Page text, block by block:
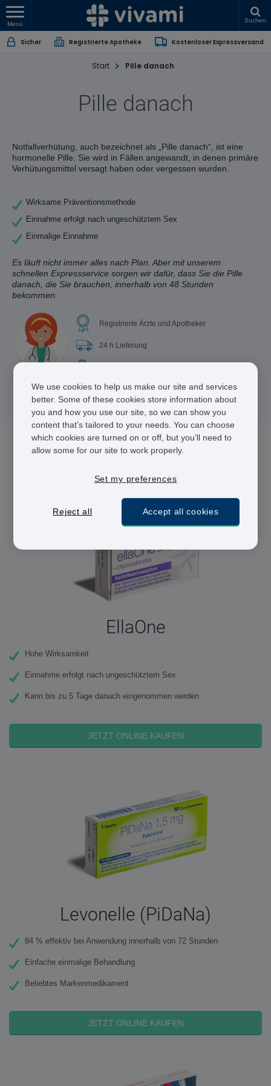
Menü
Suchen
Sicher Registrierte Apotheke Kostenloser Expressversand
Start Pille danach
Pille danach
Notfallverhütung, auch bezeichnet als „Pille danach“, ist eine
hormonelle Pille. Sie wird in Fällen angewandt, in denen primäre
Verhütungsmittel versagt haben oder vergessen wurden.
Wirksame Präventionsmethode
Einnahme erfolgt nach ungeschütztem Sex
Einmalige Einnahme
Es läuft nicht immer alles nach Plan. Aber mit unserem
schnellen Expressservice sorgen wir dafür, dass Sie die Pille
danach, die Sie brauchen, innerhalb von 48 Stunden
bekommen.
Registrierte Ärzte und Apotheker
24 h Lieferung
EllaOne
Hohe Wirksamkeit
Einnahme erfolgt nach ungeschütztem Sex
Kann bis zu 5 Tage danach eingenommen werden
JETZT ONLINE KAUFEN
Levonelle (PiDaNa)
84 % effektiv bei Anwendung innerhalb von 72 Stunden
Einfache einmalige Behandlung
Beliebtes Markenmedikament
JETZT ONLINE KAUFEN
We use cookies to help us make our site and services
better. Some of these cookies store information about
you and how you use our site, so we can show you
content that’s tailored to your needs. You can choose
which cookies are turned on or off, but you’ll need to
allow some for our site to work properly.
Set my preferences
Reject all Accept all cookies